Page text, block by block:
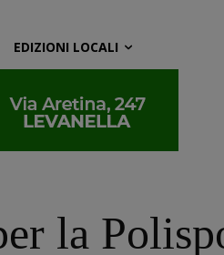
EDIZIONI LOCALI
la